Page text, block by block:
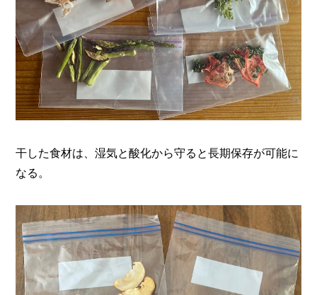
干した食材は、湿気と酸化から守ると長期保存が可能に
なる。